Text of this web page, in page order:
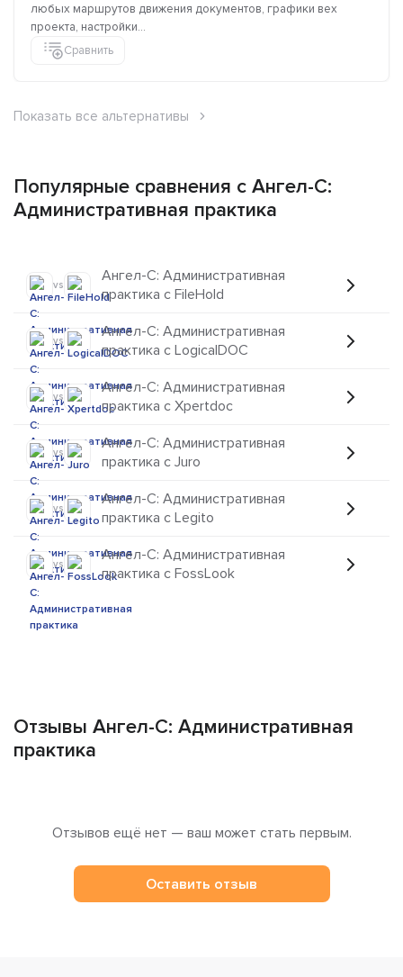
любых маршрутов движения документов, графики вех
проекта, настройки...
Сравнить
Показать все альтернативы
Популярные сравнения с Ангел-С:
Административная практика
vs
Ангел-С: Административная
практика с FileHold
vs
Ангел-С: Административная
практика с LogicalDOC
vs
Ангел-С: Административная
практика с Xpertdoc
vs
Ангел-С: Административная
практика с Juro
vs
Ангел-С: Административная
практика с Legito
vs
Ангел-С: Административная
практика с FossLook
Отзывы Ангел-С: Административная
практика
Отзывов ещё нет — ваш может стать первым.
Оставить отзыв